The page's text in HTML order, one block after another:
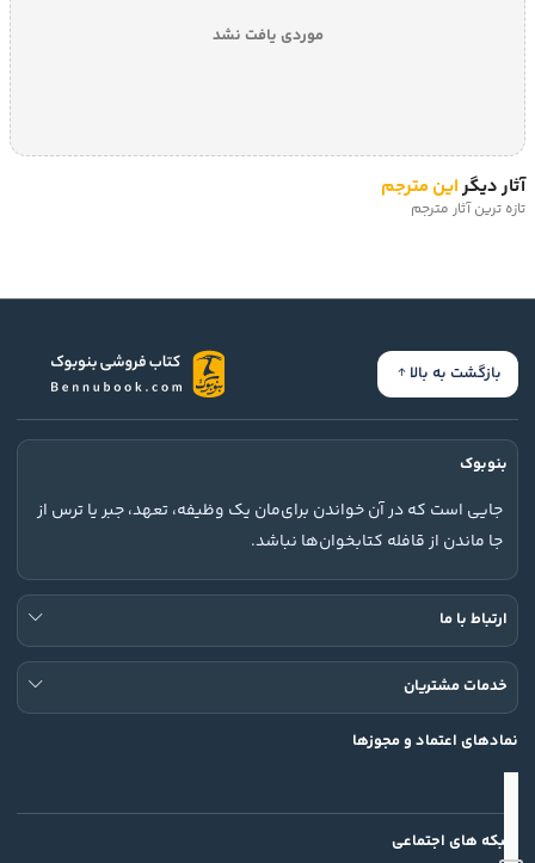
موردی یافت نشد
آثار دیگراین مترجم
تازه ترین آثار مترجم
بازگشت به بالا
بنوبوک
جایی است که در آن خواندن برای‌مان یک وظیفه، تعهد، جبر یا ترس از
جا ماندن از قافله کتابخوان‌ها نباشد.
ارتباط با ما
خدمات مشتریان
نمادهای اعتماد و مجوزها
شبکه های اجتماعی